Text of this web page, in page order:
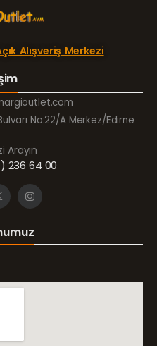
Alışveriş Merkezi
No:22/A Merkez/Edirne
Arayın
236 64 00